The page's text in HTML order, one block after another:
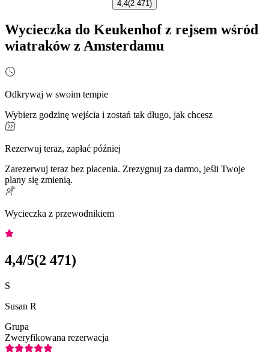
4,4(2 471)
Wycieczka do Keukenhof z rejsem wśród
wiatraków z Amsterdamu
Odkrywaj w swoim tempie
Wybierz godzinę wejścia i zostań tak długo, jak chcesz
Rezerwuj teraz, zapłać później
Zarezerwuj teraz bez płacenia. Zrezygnuj za darmo, jeśli Twoje
plany się zmienią.
Wycieczka z przewodnikiem
4,4/5(2 471)
S
Susan R
Grupa
Zweryfikowana rezerwacja